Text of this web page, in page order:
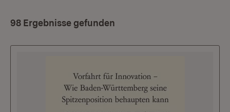
98 Ergebnisse gefunden